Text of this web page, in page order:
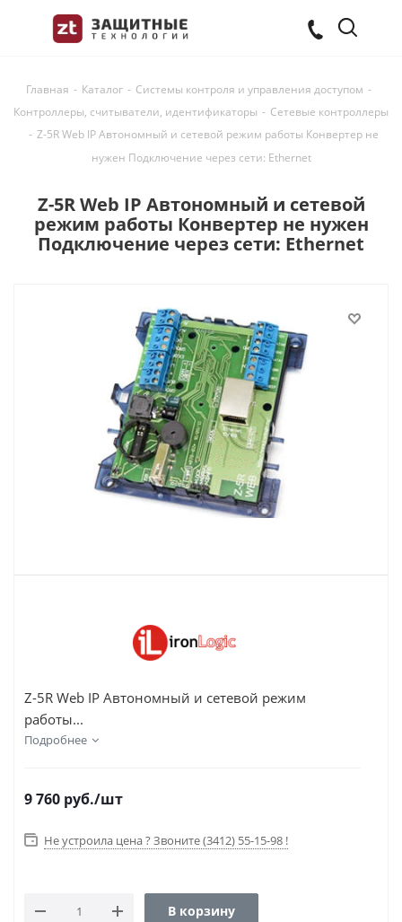
Главная - Каталог - Системы контроля и управления доступом -
Контроллеры, считыватели, идентификаторы - Сетевые контроллеры
- Z-5R Web IP Автономный и сетевой режим работы Конвертер не
нужен Подключение через сети: Ethernet
Z-5R Web IP Автономный и сетевой
режим работы Конвертер не нужен
Подключение через сети: Ethernet
Z-5R Web IP Автономный и сетевой режим
работы...
Подробнее
9 760 руб./шт
Не устроила цена ? Звоните (3412) 55-15-98 !
В корзину